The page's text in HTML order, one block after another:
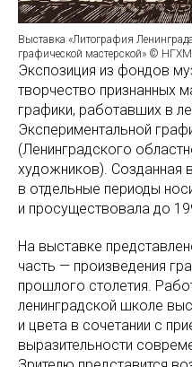
Выставка «Литография
графической мастерской» © НГХМ
Экспозиция из фондов
творчество признанных
графики, работавших в
Экспериментальной
(Ленинградского
художников). Созданная
в отдельные периоды
и просуществовала до
На выставке
часть — произведения
прошлого столетия.
ленинградской школе
и цвета в сочетании с
выразительности